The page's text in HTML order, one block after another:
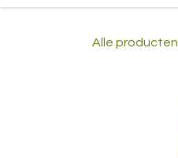
Alle producten